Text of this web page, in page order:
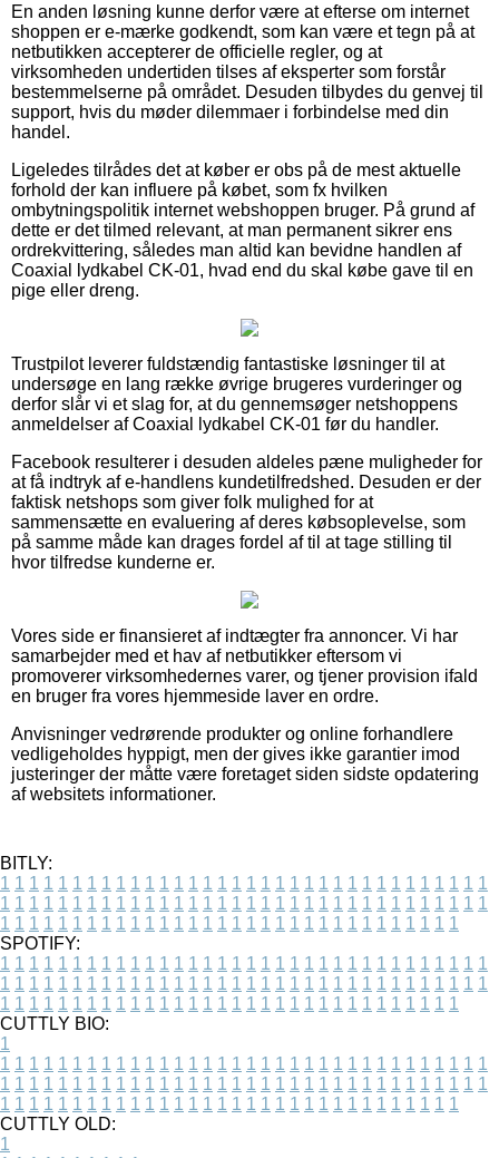
En anden løsning kunne derfor være at efterse om internet
shoppen er e-mærke godkendt, som kan være et tegn på at
netbutikken accepterer de officielle regler, og at
virksomheden undertiden tilses af eksperter som forstår
bestemmelserne på området. Desuden tilbydes du genvej til
support, hvis du møder dilemmaer i forbindelse med din
handel.
Ligeledes tilrådes det at køber er obs på de mest aktuelle
forhold der kan influere på købet, som fx hvilken
ombytningspolitik internet webshoppen bruger. På grund af
dette er det tilmed relevant, at man permanent sikrer ens
ordrekvittering, således man altid kan bevidne handlen af
Coaxial lydkabel CK-01, hvad end du skal købe gave til en
pige eller dreng.
Trustpilot leverer fuldstændig fantastiske løsninger til at
undersøge en lang række øvrige brugeres vurderinger og
derfor slår vi et slag for, at du gennemsøger netshoppens
anmeldelser af Coaxial lydkabel CK-01 før du handler.
Facebook resulterer i desuden aldeles pæne muligheder for
at få indtryk af e-handlens kundetilfredshed. Desuden er der
faktisk netshops som giver folk mulighed for at
sammensætte en evaluering af deres købsoplevelse, som
på samme måde kan drages fordel af til at tage stilling til
hvor tilfredse kunderne er.
Vores side er finansieret af indtægter fra annoncer. Vi har
samarbejder med et hav af netbutikker eftersom vi
promoverer virksomhedernes varer, og tjener provision ifald
en bruger fra vores hjemmeside laver en ordre.
Anvisninger vedrørende produkter og online forhandlere
vedligeholdes hyppigt, men der gives ikke garantier imod
justeringer der måtte være foretaget siden sidste opdatering
af websitets informationer.
BITLY:
1 1 1 1 1 1 1 1 1 1 1 1 1 1 1 1 1 1 1 1 1 1 1 1 1 1 1 1 1 1 1 1 1 1
1 1 1 1 1 1 1 1 1 1 1 1 1 1 1 1 1 1 1 1 1 1 1 1 1 1 1 1 1 1 1 1 1 1
1 1 1 1 1 1 1 1 1 1 1 1 1 1 1 1 1 1 1 1 1 1 1 1 1 1 1 1 1 1 1 1
SPOTIFY:
1 1 1 1 1 1 1 1 1 1 1 1 1 1 1 1 1 1 1 1 1 1 1 1 1 1 1 1 1 1 1 1 1 1
1 1 1 1 1 1 1 1 1 1 1 1 1 1 1 1 1 1 1 1 1 1 1 1 1 1 1 1 1 1 1 1 1 1
1 1 1 1 1 1 1 1 1 1 1 1 1 1 1 1 1 1 1 1 1 1 1 1 1 1 1 1 1 1 1 1
CUTTLY BIO:
1
1 1 1 1 1 1 1 1 1 1 1 1 1 1 1 1 1 1 1 1 1 1 1 1 1 1 1 1 1 1 1 1 1 1
1 1 1 1 1 1 1 1 1 1 1 1 1 1 1 1 1 1 1 1 1 1 1 1 1 1 1 1 1 1 1 1 1 1
1 1 1 1 1 1 1 1 1 1 1 1 1 1 1 1 1 1 1 1 1 1 1 1 1 1 1 1 1 1 1 1
CUTTLY OLD:
1